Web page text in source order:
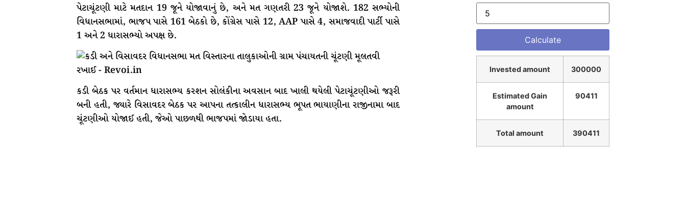
પેટાચૂંટણી માટે મતદાન 19 જૂને યોજાવાનું છે, અને મત ગણતરી 23 જૂને યોજાશે. 182 સભ્યોની
વિધાનસભામાં, ભાજપ પાસે 161 બેઠકો છે, કોંગ્રેસ પાસે 12, AAP પાસે 4, સમાજવાદી પાર્ટી પાસે
1 અને 2 ધારાસભ્યો અપક્ષ છે.
કડી બેઠક પર વર્તમાન ધારાસભ્ય કરશન સોલંકીના અવસાન બાદ ખાલી થયેલી પેટાચૂંટણીઓ જરૂરી
બની હતી, જ્યારે વિસાવદર બેઠક પર આપના તત્કાલીન ધારાસભ્ય ભૂપત ભાયાણીના રાજીનામા બાદ
ચૂંટણીઓ યોજાઈ હતી, જેઓ પાછળથી ભાજપમાં જોડાયા હતા.
Invested amount 300000
Estimated Gain
amount
90411
Total amount 390411